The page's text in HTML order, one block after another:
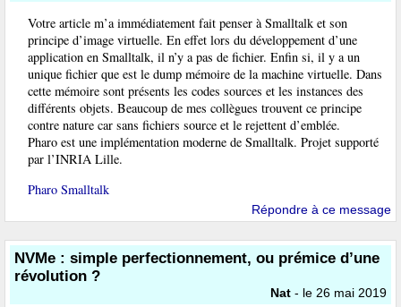
Votre article m’a immédiatement fait penser à Smalltalk et son
principe d’image virtuelle. En effet lors du développement d’une
application en Smalltalk, il n’y a pas de fichier. Enfin si, il y a un
unique fichier que est le dump mémoire de la machine virtuelle. Dans
cette mémoire sont présents les codes sources et les instances des
différents objets. Beaucoup de mes collègues trouvent ce principe
contre nature car sans fichiers source et le rejettent d’emblée.
Pharo est une implémentation moderne de Smalltalk. Projet supporté
par l’INRIA Lille.
Pharo Smalltalk
Répondre à ce message
NVMe : simple perfectionnement, ou prémice d’une
révolution ?
Nat - le 26 mai 2019